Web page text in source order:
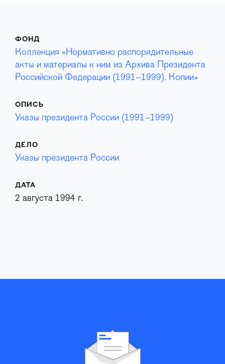
ФОНД
Коллекция «Нормативно распорядительные
акты и материалы к ним из Архива Президента
Российской Федерации (1991–1999). Копии»
ОПИСЬ
Указы президента России (1991–1999)
ДЕЛО
Указы президента России
ДАТА
2 августа 1994 г.